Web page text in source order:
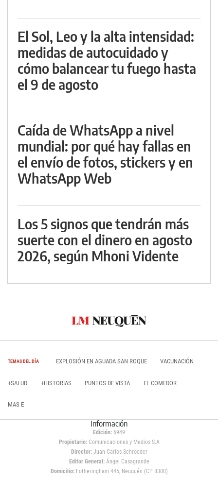
El Sol, Leo y la alta intensidad:
medidas de autocuidado y
cómo balancear tu fuego hasta
el 9 de agosto
Caída de WhatsApp a nivel
mundial: por qué hay fallas en
el envío de fotos, stickers y en
WhatsApp Web
Los 5 signos que tendrán más
suerte con el dinero en agosto
2026, según Mhoni Vidente
TEMAS DEL DÍA EXPLOSIÓN EN AGUADA SAN ROQUE VACUNACIÓN
+SALUD +HISTORIAS PUNTOS DE VISTA EL COMEDOR
MAS E
Información
Edición: 6949
Propietario:Comunicaciones y Medios S.A
Director: Juan Carlos Schroeder
Editor General:Ángel Casagrande
Domicilio:Fotheringham 445, Neuquén (CP 8300)